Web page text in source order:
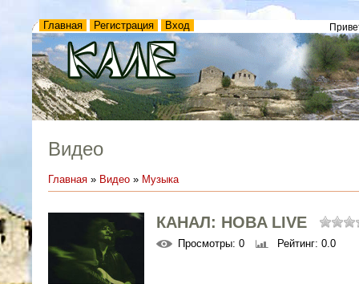
Главная Регистрация Вход
Видео
Главная » Видео » Музыка
КАНАЛ: HOBA LIVE
Просмотры: 0 Рейтинг: 0.0